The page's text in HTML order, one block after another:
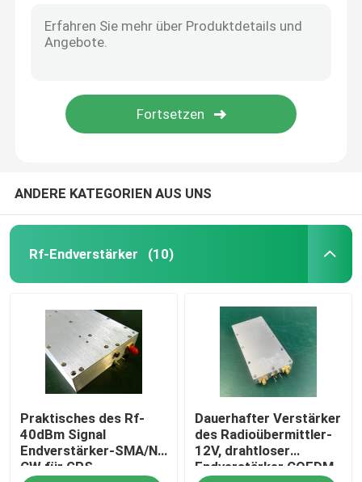
ANDERE KATEGORIEN AUS UNS
Rf-Endverstärker (10)
Praktisches des Rf-
40dBm Signal
Endverstärker-SMA/N
CW für GPS-
Dauerhafter Verstärker
des Radioübermittler-
12V, drahtloser
Endverstärker COFDM